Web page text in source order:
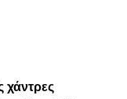
χάντρες